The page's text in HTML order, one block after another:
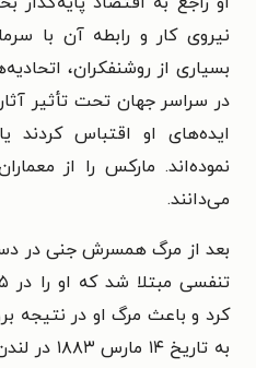
نیروی کار و رابطه آن با
بسیاری از روشنفکران،
در سراسر جهان تحت تأثیر
ایده‌های او اقتباس کردند
نموده‌اند. مارکس را از
می‌دانند.
کرد و باعث مرگ او در نتیجه